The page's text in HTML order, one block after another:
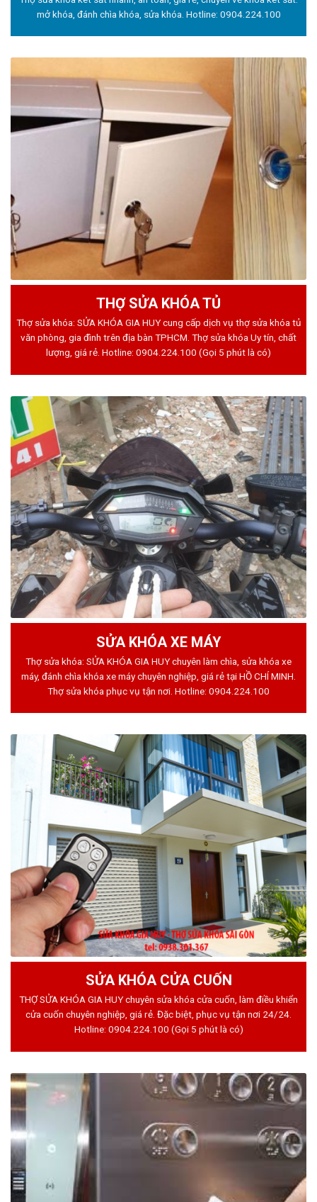
mở khóa, đánh chìa khóa, sửa khóa. Hotline: 0904.224.100
THỢ SỬA KHÓA TỦ
Thợ sửa khóa: SỬA KHÓA GIA HUY cung cấp dịch vụ thợ sửa khóa tủ
văn phòng, gia đình trên địa bàn TPHCM. Thợ sửa khóa Uy tín, chất
lượng, giá rẻ. Hotline: 0904.224.100 (Gọi 5 phút là có)
SỬA KHÓA XE MÁY
Thợ sửa khóa: SỬA KHÓA GIA HUY chuyên làm chìa, sửa khóa xe
máy, đánh chìa khóa xe máy chuyên nghiệp, giá rẻ tại HỒ CHÍ MINH.
Thợ sửa khóa phục vụ tận nơi. Hotline: 0904.224.100
SỬA KHÓA CỬA CUỐN
THỢ SỬA KHÓA GIA HUY chuyên sửa khóa cửa cuốn, làm điều khiển
cửa cuốn chuyên nghiệp, giá rẻ. Đặc biệt, phục vụ tận nơi 24/24.
Hotline: 0904.224.100 (Gọi 5 phút là có)